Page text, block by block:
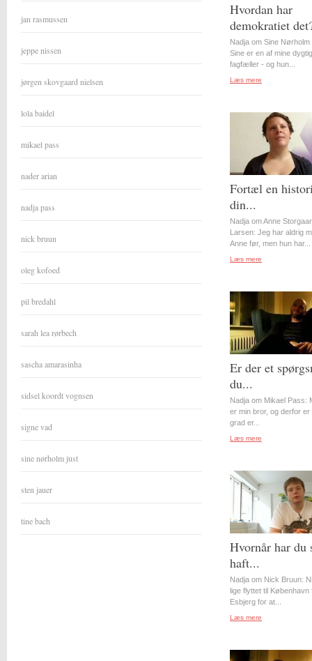
jan rasmussen
jeppe nissen
jørgen skovgaard nielsen
lola baidel
mikael pass
nader arian
nadja pass
nick bruun
oleg kofoed
pil bredahl
sarah lea rørbech
sascha amarasinha
sidsel koordt vognsen
signe vad
sine nørholm just
sten jauer
tine bach
Hvordan har
demokratiet
Nadja om Sine
Sine er en af mine
fagfæller - og hun...
Læs mere
Fortæl en
din...
Nadja om Anne
Larsen: Jeg har aldrig
Anne før, men hun har...
Læs mere
Er der et
du...
Nadja om Mikael Pass:
er min bror, og derfor er
grad er...
Læs mere
Hvornår har du
haft...
Nadja om Nick Bruun:
lige flyttet til København
Esbjerg for at...
Læs mere